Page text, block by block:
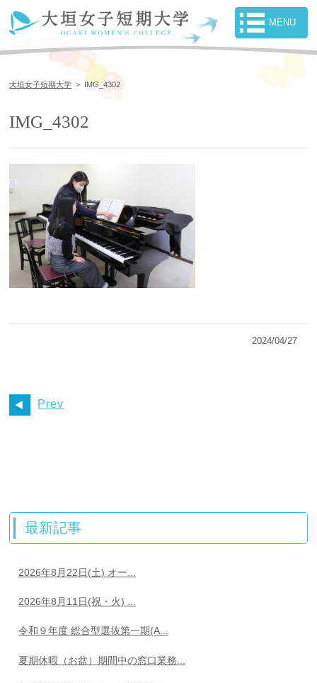
大垣女子短期大学 > IMG_4302
IMG_4302
2024/04/27
Prev
最新記事
2026年8月22日(土) オー...
2026年8月11日(祝・火) ...
令和９年度 総合型選抜第一期(A...
夏期休暇（お盆）期間中の窓口業務...